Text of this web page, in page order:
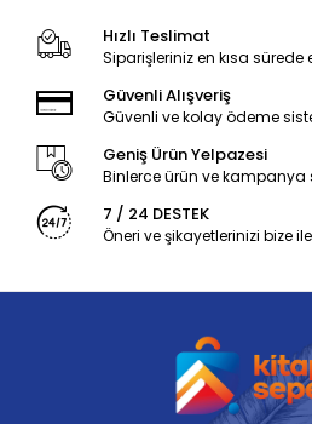
Hızlı Teslimat
Siparişleriniz en kısa sürede
Güvenli Alışveriş
Güvenli ve kolay ödeme
Geniş Ürün Yelpazesi
Binlerce ürün ve kampanya
7 / 24 DESTEK
Öneri ve şikayetlerinizi bize